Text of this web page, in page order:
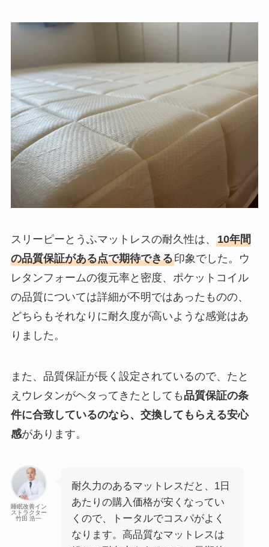
スリーピーとうふマットレスの耐久性は、 10年間
の品質保証がある点で期待できる印象でした。ウ
レタンフォームの復元率と密度、ポケットコイル
の品質については詳細が不明ではあったものの、
どちらもそれなりに耐久度が高いような感覚はあ
りました。
また、品質保証が長く設定されているので、たと
えウレタンがヘタってきたとしても 品質保証の条
件に合致しているのなら、交換してもらえる安心
感があります。
睡眠改善イン
ストラクター
竹田 浩一
耐久力のあるマットレスだと、1日
あたりの購入価格が安くなってい
くので、トータルでコスパがよく
なります。高品質なマットレスは